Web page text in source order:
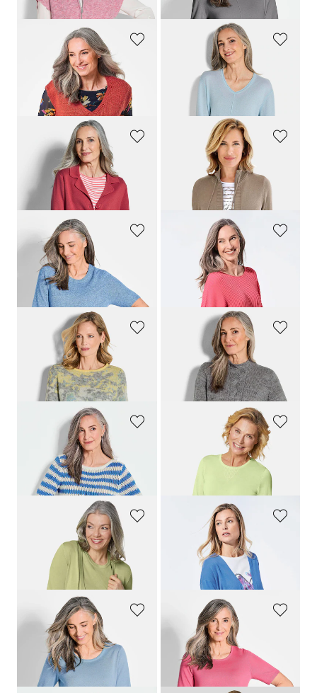
+ 7
GOLDNER
Pullunder mit V-Ausschnitt
25,00 CHF139,00 CHF
Kaschmirpullover mit V-Ausschnitt
169,00 CHF
239,00 CHF
159,00 CHF179,00 CHF
Sportliche Strickjacke
139,00 CHF
GOLDNER
159,00 CHF199,00 CHF
+ 4
GOLDNER
Pullover mit Fledermausärmeln
99,00 CHF159,00 CHF
GOLDNER
Pullover in leichter Flausch-Qualität
179,00 CHF
Strickpullover mit Zopfstrick
99,00 CHF159,00 CHF
Strickpullover mit Blockstreifen
55,00 CHF139,00 CHF
69,00 CHF
139,00 CHF
Klassisches Stricktwinset
119,00 CHF
159,00 CHF
69,00 CHF139,00 CHF
GOLDNER
69,00 CHF119,00 CHF
+ 2
GOLDNER
69,00 CHF119,00 CHF
+ 2